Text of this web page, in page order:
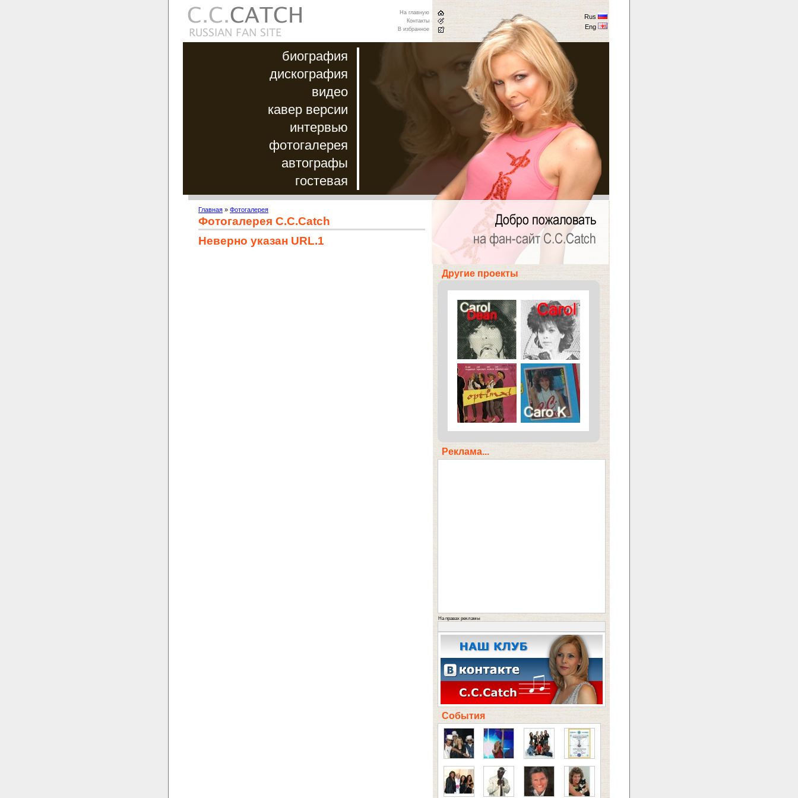
биография
дискография
видео
кавер версии
интервью
фотогалерея
автографы
гостевая
На главную
Контакты
В избранное
Rus
Eng
Главная » Фотогалерея
Фотогалерея C.C.Catch
Неверно указан URL.1
Другие проекты
Реклама...
На правах рекламы
События